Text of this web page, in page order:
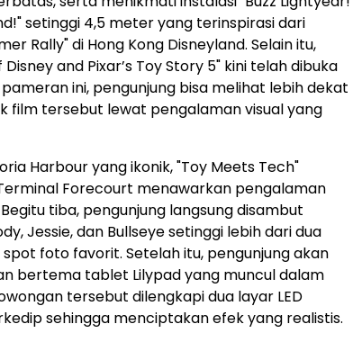
setinggi 4,5 meter yang terinspirasi dari
Rally" di Hong Kong Disneyland. Selain itu,
and Pixar’s Toy Story 5" kini telah dibuka
ini, pengunjung bisa melihat lebih dekat
film tersebut lewat pengalaman visual yang
Harbour yang ikonik, "Toy Meets Tech"
Forecourt menawarkan pengalaman
tiba, pengunjung langsung disambut
Jessie, dan Bullseye setinggi lebih dari dua
foto favorit. Setelah itu, pengunjung akan
bertema tablet Lilypad yang muncul dalam
tersebut dilengkapi dua layar LED
sehingga menciptakan efek yang realistis.